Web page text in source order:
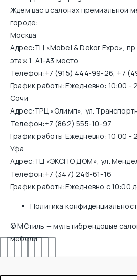
Ждем вас в салонах премиальной
городе:
Москва
Адрес:ТЦ «Mobel & Dekor Expo»,
этаж 1, А1-А3 место
Телефон:+7 (915) 444-99-26, +7
График работы:Ежедневно: 10:00 -
Сочи
Адрес:ТРЦ «Олимп», ул.
Телефон:+7 (862) 555-10-97
График работы:Ежедневно: 10:00 -
Уфа
Адрес:ТЦ «ЭКСПО ДОМ», ул.
Телефон:+7 (347) 246-61-16
График работы:Ежедневно с 10:00
Политика
© МСтиль — мультибрендовые
мебели